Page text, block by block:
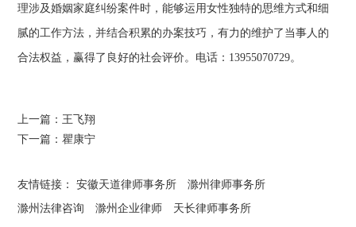
理涉及婚姻家庭纠纷案件时，能够运用女性独特的思维方式和细
腻的工作方法，并结合积累的办案技巧，有力的维护了当事人的
合法权益，赢得了良好的社会评价。电话：13955070729。
上一篇： 王飞翔
下一篇：瞿康宁
友情链接：安徽天道律师事务所
滁州律师事务所
滁州法律咨询
滁州企业律师 天长律师事务所